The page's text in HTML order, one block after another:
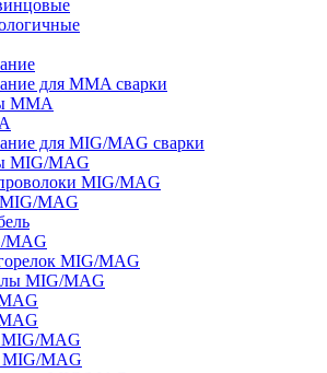
для MMA сварки
MMA
для MIG/MAG сварки
MIG/MAG
MIG/MAG
MAG
MAG
MIG/MAG
MIG/MAG
MAG
MIG/MAG